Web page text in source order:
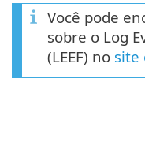
Você pode
sobre o Log
(LEEF) no site